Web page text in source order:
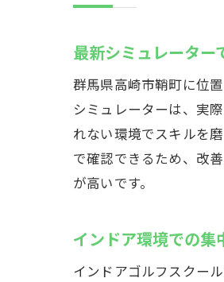
最新シミュレーター
群馬県高崎市鞘町に位
シミュレーターは、実
れない環境でスキルを
で確認できるため、改
が高いです。
インドア環境での集
インドアゴルフスクー